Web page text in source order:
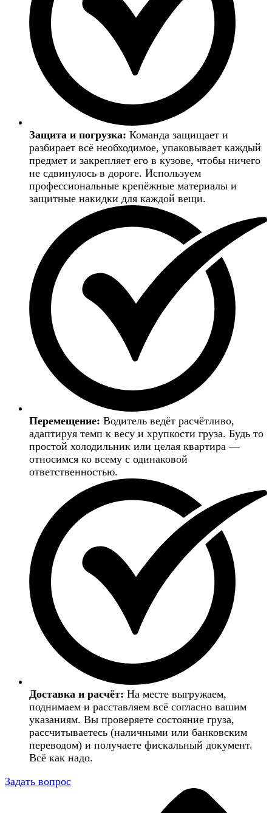
Защита и погрузка: Команда защищает и
разбирает всё необходимое, упаковывает каждый
предмет и закрепляет его в кузове, чтобы ничего
не сдвинулось в дороге. Используем
профессиональные крепёжные материалы и
защитные накидки для каждой вещи.
Перемещение: Водитель ведёт расчётливо,
адаптируя темп к весу и хрупкости груза. Будь то
простой холодильник или целая квартира —
относимся ко всему с одинаковой
ответственностью.
Доставка и расчёт: На месте выгружаем,
поднимаем и расставляем всё согласно вашим
указаниям. Вы проверяете состояние груза,
рассчитываетесь (наличными или банковским
переводом) и получаете фискальный документ.
Всё как надо.
Задать вопрос